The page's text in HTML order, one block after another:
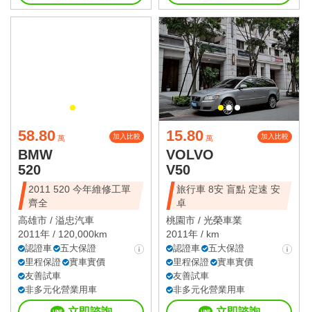
58.80 萬 加入比較
BMW
520
2011 520 今年維修工單
齊全
高雄市 / 溢忠汽車
2011年 / 120,000km
認證車
五大保證
里程保證
實車實價
友善試車
非多元化營業用車
15.80 萬 加入比較
VOLVO
V50
旅行車 8安 盲點 定速 安
卓
桃園市 / 光榮車業
2011年 / km
認證車
五大保證
里程保證
實車實價
友善試車
非多元化營業用車